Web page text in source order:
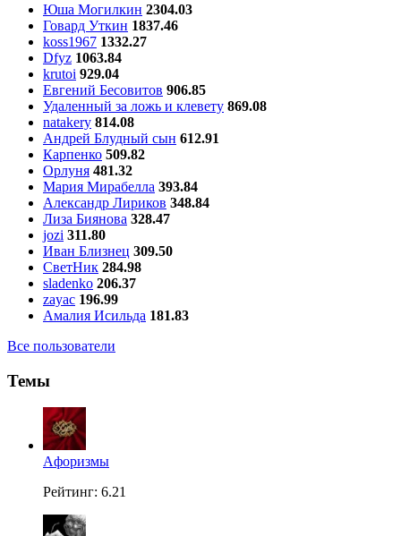
Юша Могилкин 2304.03
Говард Уткин 1837.46
koss1967 1332.27
Dfyz 1063.84
krutoi 929.04
Евгений Бесовитов 906.85
Удаленный за ложь и клевету 869.08
natakery 814.08
Андрей Блудный сын 612.91
Карпенко 509.82
Орлуня 481.32
Мария Мирабелла 393.84
Александр Лириков 348.84
Лиза Биянова 328.47
jozi 311.80
Иван Близнец 309.50
СветНик 284.98
sladenko 206.37
zayac 196.99
Амалия Исильда 181.83
Все пользователи
Темы
Aфоризмы
Рейтинг: 6.21